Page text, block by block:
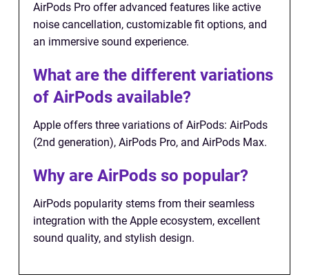
AirPods Pro offer advanced features like active
noise cancellation, customizable fit options, and
an immersive sound experience.
What are the different variations
of AirPods available?
Apple offers three variations of AirPods: AirPods
(2nd generation), AirPods Pro, and AirPods Max.
Why are AirPods so popular?
AirPods popularity stems from their seamless
integration with the Apple ecosystem, excellent
sound quality, and stylish design.